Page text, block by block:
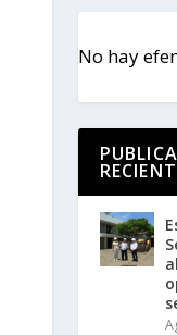
No hay